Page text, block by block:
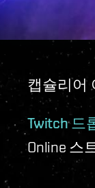
캡슐리어
Twitch 드
Online 스